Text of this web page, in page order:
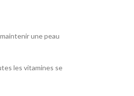
une peau
les vitamines se